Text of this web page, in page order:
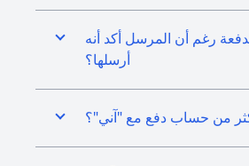
رغم أن المرسل أكد أنه
أرسلها؟
من حساب دفع مع "آني"؟